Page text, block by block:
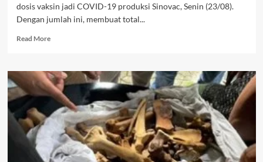
dosis vaksin jadi COVID-19 produksi Sinovac, Senin (23/08).
Dengan jumlah ini, membuat total...
Read MoreRead
Lagi,
Indonesia
Kedatangan
Lagi
5
Dosis
Vaksin
Sinovac